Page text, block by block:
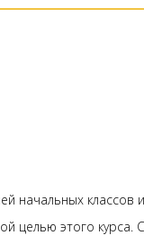
начальных
целью этого